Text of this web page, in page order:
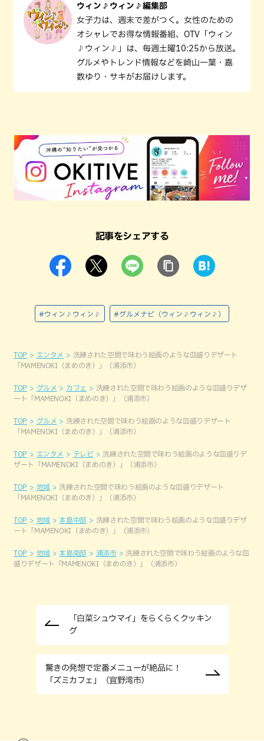
ウィン♪ウィン♪編集部
女子力は、週末で差がつく。女性のための
オシャレでお得な情報番組、OTV「ウィン
♪ウィン♪」は、毎週土曜10:25から放送。
グルメやトレンド情報などを崎山一葉・嘉
数ゆり・サキがお届けします。
記事をシェアする
#ウィン♪ウィン♪ #グルメナビ（ウィン♪ウィン♪）
TOP エンタメ
洗練された空間で味わう絵画のような皿盛りデザート
「MAMENOKI（まめのき）」（浦添市）
TOP グルメ カフェ
洗練された空間で味わう絵画のような皿盛りデザ
ート「MAMENOKI（まめのき）」（浦添市）
TOP グルメ
洗練された空間で味わう絵画のような皿盛りデザート
「MAMENOKI（まめのき）」（浦添市）
TOP エンタメ テレビ
洗練された空間で味わう絵画のような皿盛りデ
ザート「MAMENOKI（まめのき）」（浦添市）
TOP 地域
洗練された空間で味わう絵画のような皿盛りデザート
「MAMENOKI（まめのき）」（浦添市）
TOP 地域 本島中部
洗練された空間で味わう絵画のような皿盛りデザ
ート「MAMENOKI（まめのき）」（浦添市）
TOP 地域 本島南部 浦添市
洗練された空間で味わう絵画のような皿
盛りデザート「MAMENOKI（まめのき）」（浦添市）
「白菜シュウマイ」をらくらくクッキン
グ
驚きの発想で定番メニューが絶品に！
「ズミカフェ」（宜野湾市）